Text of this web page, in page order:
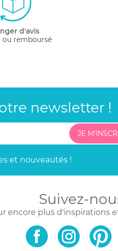
d'avis
ou remboursé
newsletter !
JE
et nouveautés !
Suivez-
encore plus d'inspirations